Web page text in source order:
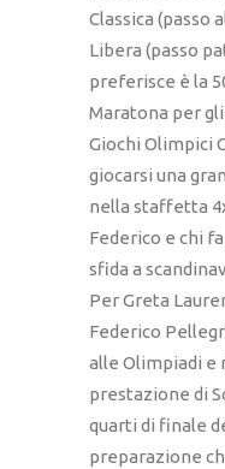
Classica (passo
Libera (passo
preferisce è la
Maratona per
Giochi Olimpici
giocarsi una
nella staffetta
Federico e chi
sfida a
Per Greta
Federico
alle Olimpiadi e
prestazione di
quarti di finale
preparazione